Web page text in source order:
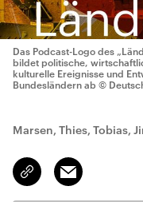
Das Podcast-Logo des
bildet politische,
kulturelle Ereignisse und
Bundesländern ab ©
Marsen, Thies, Tobias,
Link
kopieren/teilen
Email